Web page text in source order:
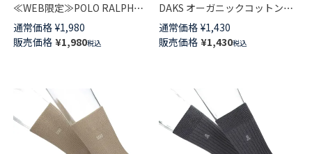
≪WEB限定≫POLO RALPH
LAUREN PAISLEY クルー丈 ソ
ックス メンズ 92012544
通常価格 ¥1,980
販売価格 ¥1,980税込
DAKS オーガニックコットン混
かかとしっかりホールド ダイヤ
リンクス クルー丈 カジュアル
ソックス メンズ 02512678
通常価格 ¥1,430
販売価格 ¥1,430税込